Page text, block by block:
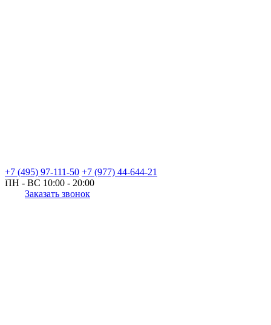
+7 (495) 97-111-50 +7 (977) 44-644-21
ПН - ВС 10:00 - 20:00
Заказать звонок